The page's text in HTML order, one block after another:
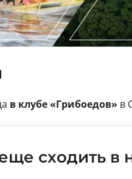
в клубе «Грибоедов» в
сходить в